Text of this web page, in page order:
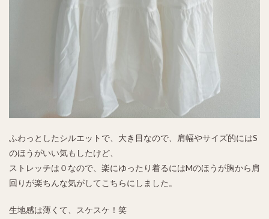
ふわっとしたシルエットで、大き目なので、肩幅やサイズ的にはS
のほうがいい気もしたけど、
ストレッチは０なので、楽にゆったり着るにはMのほうが胸から肩
回りが楽ちんな気がしてこちらにしました。
生地感は薄くて、スケスケ！笑